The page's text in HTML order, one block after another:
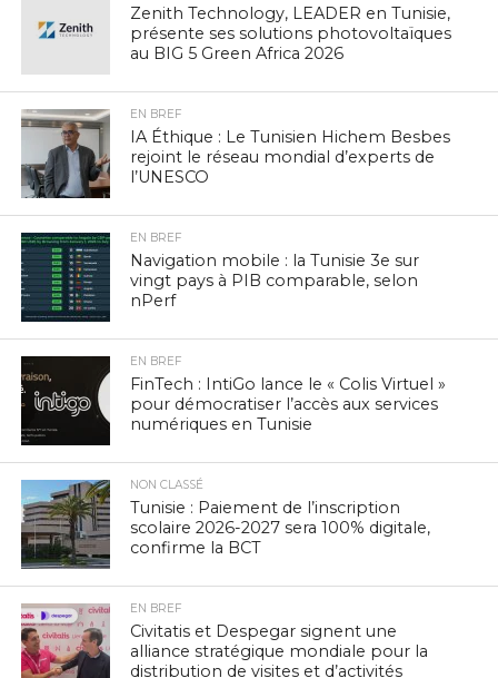
Zenith Technology, LEADER en Tunisie,
présente ses solutions photovoltaïques
au BIG 5 Green Africa 2026
EN BREF
IA Éthique : Le Tunisien Hichem Besbes
rejoint le réseau mondial d’experts de
l’UNESCO
EN BREF
Navigation mobile : la Tunisie 3e sur
vingt pays à PIB comparable, selon
nPerf
EN BREF
FinTech : IntiGo lance le « Colis Virtuel »
pour démocratiser l’accès aux services
numériques en Tunisie
NON CLASSÉ
Tunisie : Paiement de l’inscription
scolaire 2026-2027 sera 100% digitale,
confirme la BCT
EN BREF
Civitatis et Despegar signent une
alliance stratégique mondiale pour la
distribution de visites et d’activités